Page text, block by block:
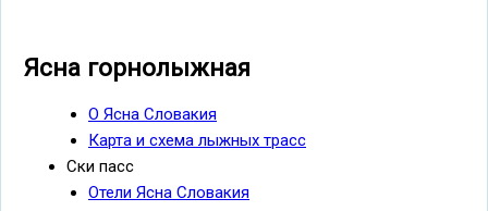
Ясна горнолыжная
О Ясна Словакия
Карта и схема лыжных трасс
Ски пасс
Отели Ясна Словакия